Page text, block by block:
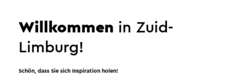
Routen in der Region
Willkommen in Zuid-
Limburg!
Schön, dass Sie sich Inspiration holen!